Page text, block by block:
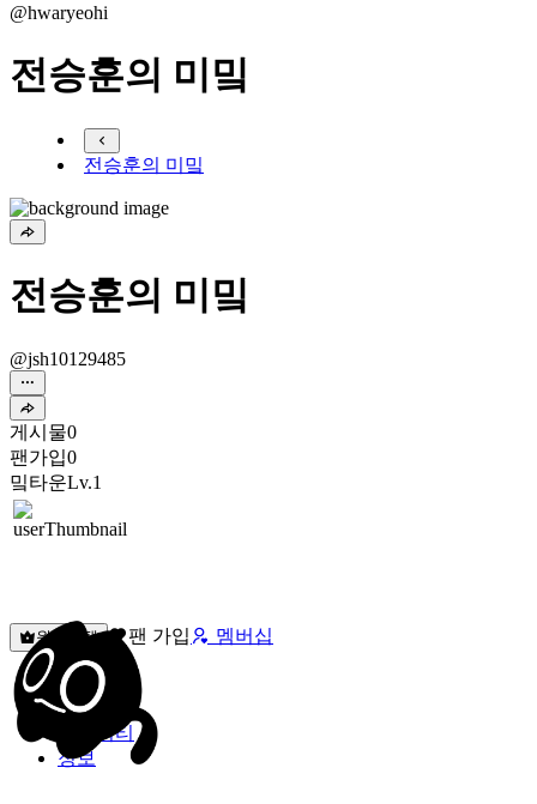
@hwaryeohi
전승훈의 미밐
전승훈의 미밐
전승훈의 미밐
@jsh10129485
게시물0
팬가입0
밐타운Lv.1
원픽선택 팬 가입 멤버십
밐타운
피드
커뮤니티
정보